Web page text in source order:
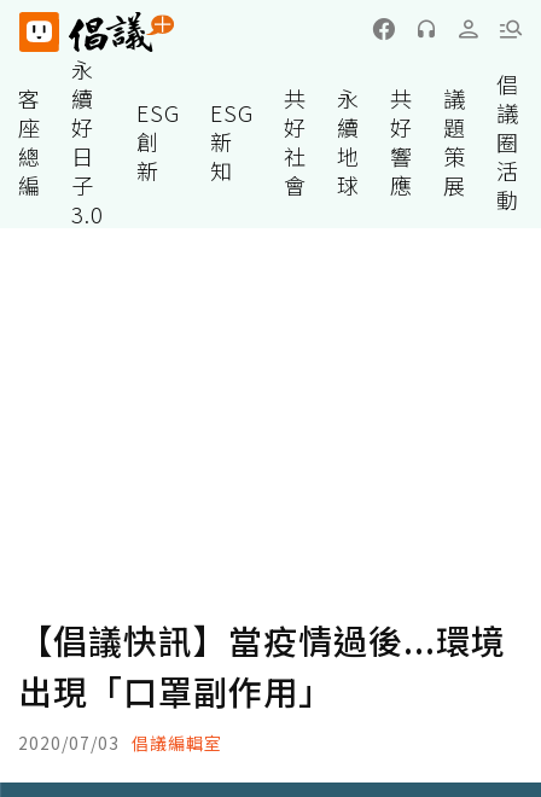
客
座
總
編
永
續
好
日
子
3.0
ESG
創
新
ESG
新
知
共
好
社
會
永
續
地
球
共
好
響
應
議
題
策
展
倡
議
圈
活
動
【倡議快訊】當疫情過後...環境
出現「口罩副作用」
2020/07/03 倡議編輯室